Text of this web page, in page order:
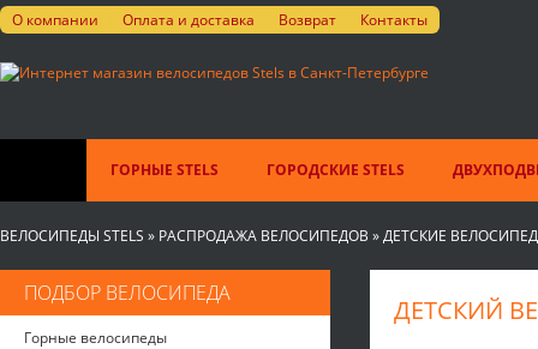
О компании Оплата и доставка Возврат Контакты
ГОРНЫЕ STELS ГОРОДСКИЕ STELS
ВЕЛОСИПЕДЫ STELS » РАСПРОДАЖА ВЕЛОСИПЕДОВ »ДЕТСКИЕ
ПОДБОР ВЕЛОСИПЕДА
Горные велосипеды
ДЕТСКИЙ